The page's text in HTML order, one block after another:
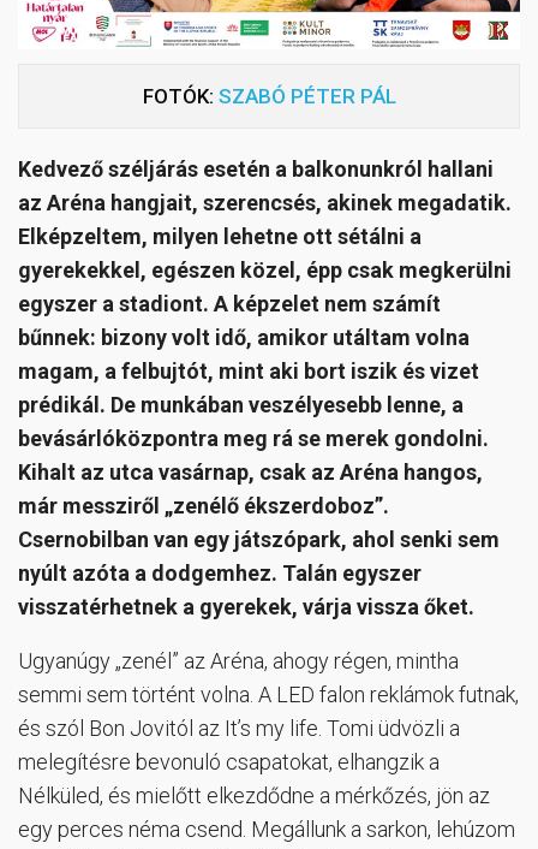
FOTÓK: SZABÓ PÉTER PÁL
Kedvező széljárás esetén a balkonunkról hallani
az Aréna hangjait, szerencsés, akinek megadatik.
Elképzeltem, milyen lehetne ott sétálni a
gyerekekkel, egészen közel, épp csak megkerülni
egyszer a stadiont. A képzelet nem számít
bűnnek: bizony volt idő, amikor utáltam volna
magam, a felbujtót, mint aki bort iszik és vizet
prédikál. De munkában veszélyesebb lenne, a
bevásárlóközpontra meg rá se merek gondolni.
Kihalt az utca vasárnap, csak az Aréna hangos,
már messziről „zenélő ékszerdoboz”.
Csernobilban van egy játszópark, ahol senki sem
nyúlt azóta a dodgemhez. Talán egyszer
visszatérhetnek a gyerekek, várja vissza őket.
Ugyanúgy „zenél” az Aréna, ahogy régen, mintha
semmi sem történt volna. A LED falon reklámok futnak,
és szól Bon Jovitól az It’s my life. Tomi üdvözli a
melegítésre bevonuló csapatokat, elhangzik a
Nélküled, és mielőtt elkezdődne a mérkőzés, jön az
egy perces néma csend. Megállunk a sarkon, lehúzom